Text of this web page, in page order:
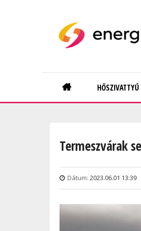
Main
navigation
HŐSZIVATTYÚ
Termeszvárak
Dátum: 2023.06.01 13:39